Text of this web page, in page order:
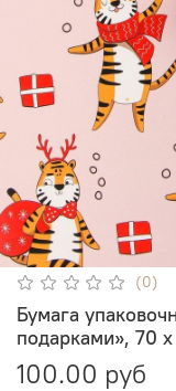
(0)
Бумага
подарками», 70
100.00 руб